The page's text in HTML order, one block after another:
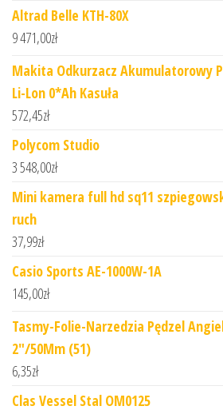
Altrad Belle KTH-80X
9 471,00zł
Makita Odkurzacz Akumulatorowy
Li-Lon 0*Ah Kasuła
572,45zł
Polycom Studio
3 548,00zł
Mini kamera full hd sq11
ruch
37,99zł
Casio Sports AE-1000W-1A
145,00zł
Tasmy-Folie-Narzedzia Pędzel
2"/50Mm (51)
6,35zł
Clas Vessel Stal OM0125